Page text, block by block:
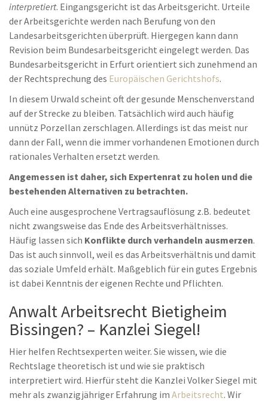
interpretiert. Eingangsgericht ist das Arbeitsgericht. Urteile
der Arbeitsgerichte werden nach Berufung von den
Landesarbeitsgerichten überprüft. Hiergegen kann dann
Revision beim Bundesarbeitsgericht eingelegt werden. Das
Bundesarbeitsgericht in Erfurt orientiert sich zunehmend an
der Rechtsprechung des Europäischen Gerichtshofs.
In diesem Urwald scheint oft der gesunde Menschenverstand
auf der Strecke zu bleiben. Tatsächlich wird auch häufig
unnütz Porzellan zerschlagen. Allerdings ist das meist nur
dann der Fall, wenn die immer vorhandenen Emotionen durch
rationales Verhalten ersetzt werden.
Angemessen ist daher, sich Expertenrat zu holen und die
bestehenden Alternativen zu betrachten.
Auch eine ausgesprochene Vertragsauflösung z.B. bedeutet
nicht zwangsweise das Ende des Arbeitsverhältnisses.
Häufig lassen sich Konflikte durch verhandeln ausmerzen.
Das ist auch sinnvoll, weil es das Arbeitsverhältnis und damit
das soziale Umfeld erhält. Maßgeblich für ein gutes Ergebnis
ist dabei Kenntnis der eigenen Rechte und Pflichten.
Anwalt Arbeitsrecht Bietigheim
Bissingen? – Kanzlei Siegel!
Hier helfen Rechtsexperten weiter. Sie wissen, wie die
Rechtslage theoretisch ist und wie sie praktisch
interpretiert wird. Hierfür steht die Kanzlei Volker Siegel mit
mehr als zwanzigjähriger Erfahrung im Arbeitsrecht. Wir